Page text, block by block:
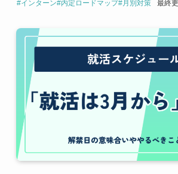
#インターン#内定ロードマップ#月別対策 最終